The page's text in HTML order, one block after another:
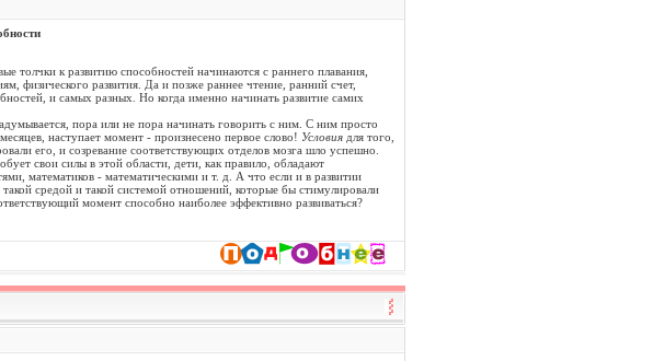
толчки к развитию способностей начинаются с раннего плавания,
физического развития. Да и позже раннее чтение, ранний счет,
и самых разных. Но когда именно начинать развитие самих
пора или не пора начинать говорить с ним. С ним просто
наступает момент - произнесено первое слово! Условия для того,
его, и созревание соответствующих отделов мозга шло успешно.
свои силы в этой области, дети, как правило, обладают
математиков - математическими и т. д. А что если и в развитии
средой и такой системой отношений, которые бы стимулировали
момент способно наиболее эффективно развиваться?